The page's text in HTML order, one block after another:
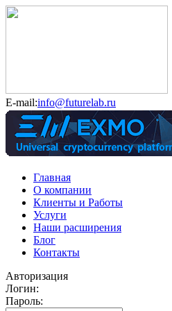
E-mail:info@futurelab.ru
Главная
О компании
Клиенты и Работы
Услуги
Наши расширения
Блог
Контакты
Авторизация
Логин:
Пароль: